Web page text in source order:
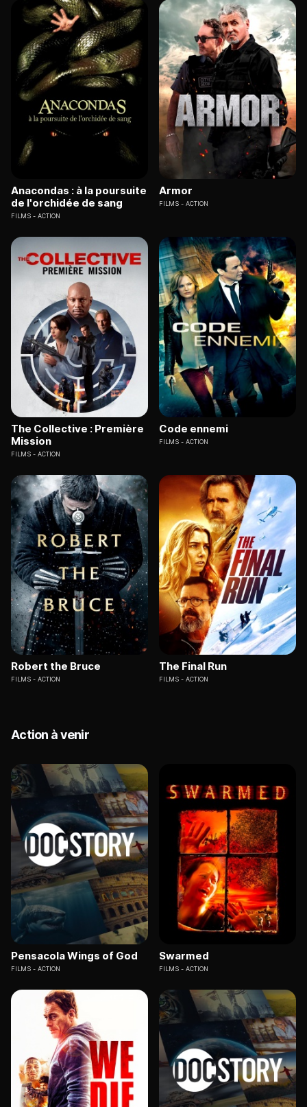
Anacondas : à la poursuite
de l'orchidée de sang
FILMS ACTION
Armor
FILMS ACTION
The Collective : Première
Mission
FILMS ACTION
Code ennemi
FILMS ACTION
Robert the Bruce
FILMS ACTION
The Final Run
FILMS ACTION
Action à venir
Pensacola Wings of God
FILMS ACTION
Swarmed
FILMS ACTION